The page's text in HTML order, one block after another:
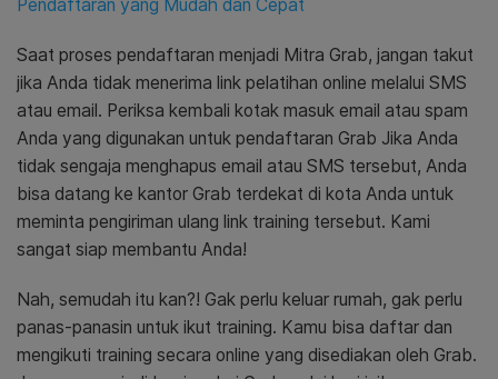
Pendaftaran yang Mudah dan Cepat
Saat proses pendaftaran menjadi Mitra Grab, jangan takut
jika Anda tidak menerima link pelatihan online melalui SMS
atau email. Periksa kembali kotak masuk email atau spam
Anda yang digunakan untuk pendaftaran Grab Jika Anda
tidak sengaja menghapus email atau SMS tersebut, Anda
bisa datang ke kantor Grab terdekat di kota Anda untuk
meminta pengiriman ulang link training tersebut. Kami
sangat siap membantu Anda!
Nah, semudah itu kan?! Gak perlu keluar rumah, gak perlu
panas-panasin untuk ikut training. Kamu bisa daftar dan
mengikuti training secara online yang disediakan oleh Grab.